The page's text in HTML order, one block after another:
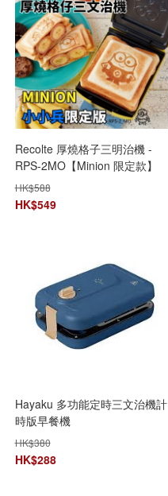
Recolte 厚燒格子三明治機 -
RPS-2MO【Minion 限定款】
【原裝行貨】
HK$588
HK$549
Hayaku 多功能定時三文治機計
時版早餐機
HK$380
HK$288